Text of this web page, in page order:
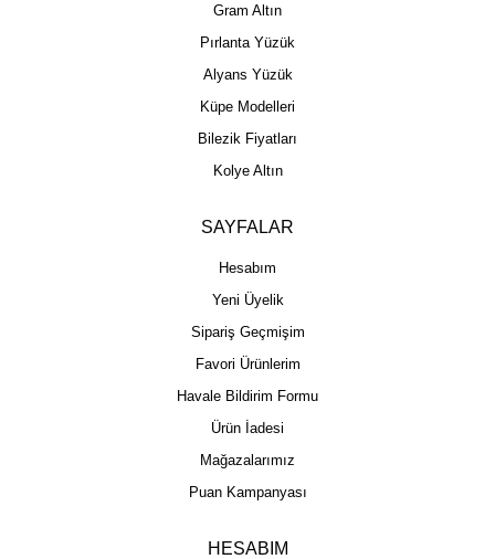
Gram Altın
Pırlanta Yüzük
Alyans Yüzük
Küpe Modelleri
Bilezik Fiyatları
Kolye Altın
SAYFALAR
Hesabım
Yeni Üyelik
Sipariş Geçmişim
Favori Ürünlerim
Havale Bildirim Formu
Ürün İadesi
Mağazalarımız
Puan Kampanyası
HESABIM